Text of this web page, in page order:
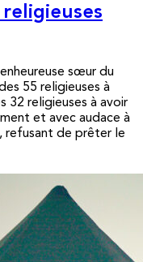
sœur du
55 religieuses à
32 religieuses à avoir
et avec audace à
refusant de prêter le